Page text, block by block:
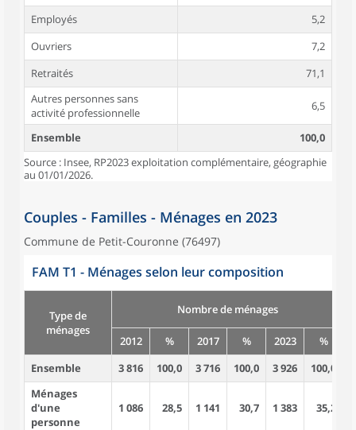
Employés
5,2
Ouvriers
7,2
Retraités
71,1
Autres personnes sans
activité professionnelle
6,5
Ensemble
100,0
Source : Insee, RP2023 exploitation complémentaire, géographie
au 01/01/2026.
Couples - Familles - Ménages en 2023
Commune de Petit-Couronne (76497)
FAM T1 - Ménages selon leur composition
Type de
ménages
Nombre de ménages
2012 % 2017 % 2023 %
Ensemble
3 816 100,0 3 716 100,0 3 926 100,0
Ménages
d'une
personne
1 086 28,5 1 141 30,7 1 383 35,2